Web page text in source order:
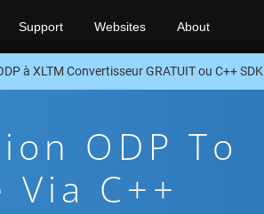
Support Websites About
à XLTM Convertisseur GRATUIT ou C++ SDK
ODP To
C++